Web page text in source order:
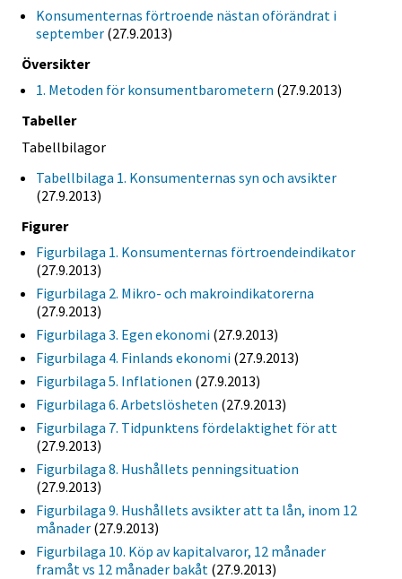
Konsumenternas förtroende nästan oförändrat i
september (27.9.2013)
Översikter
1. Metoden för konsumentbarometern (27.9.2013)
Tabeller
Tabellbilagor
Tabellbilaga 1. Konsumenternas syn och avsikter
(27.9.2013)
Figurer
Figurbilaga 1. Konsumenternas förtroendeindikator
(27.9.2013)
Figurbilaga 2. Mikro- och makroindikatorerna
(27.9.2013)
Figurbilaga 3. Egen ekonomi (27.9.2013)
Figurbilaga 4. Finlands ekonomi (27.9.2013)
Figurbilaga 5. Inflationen (27.9.2013)
Figurbilaga 6. Arbetslösheten (27.9.2013)
Figurbilaga 7. Tidpunktens fördelaktighet för att
(27.9.2013)
Figurbilaga 8. Hushållets penningsituation
(27.9.2013)
Figurbilaga 9. Hushållets avsikter att ta lån, inom 12
månader (27.9.2013)
Figurbilaga 10. Köp av kapitalvaror, 12 månader
framåt vs 12 månader bakåt (27.9.2013)